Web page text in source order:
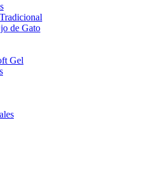
de Gato
Gel